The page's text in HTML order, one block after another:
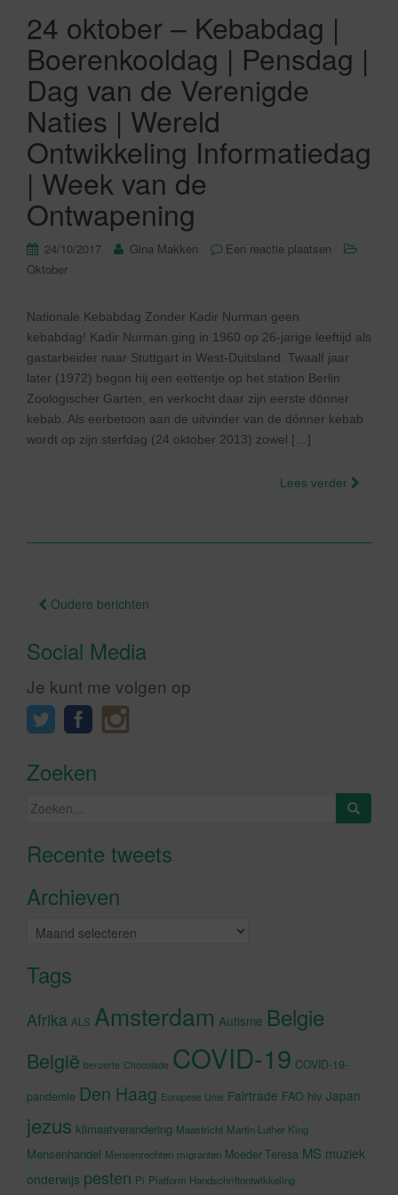
24 oktober – Kebabdag |
Boerenkooldag | Pensdag |
Dag van de Verenigde
Naties | Wereld
Ontwikkeling Informatiedag
| Week van de
Ontwapening
24/10/2017 Gina Makken
Een reactie plaatsen
Oktober
Nationale Kebabdag Zonder Kadir Nurman geen
kebabdag! Kadir Nurman ging in 1960 op 26-jarige leeftijd als
gastarbeider naar Stuttgart in West-Duitsland. Twaalf jaar
later (1972) begon hij een eettentje op het station Berlin
Zoologischer Garten, en verkocht daar zijn eerste dönner
kebab. Als eerbetoon aan de uitvinder van de dönner kebab
wordt op zijn sterfdag (24 oktober 2013) zowel […]
Lees verder
Berichtnavigatie
Oudere berichten
Social Media
Je kunt me volgen op
Zoeken
Zoeken
Recente tweetsKlik om marketing cookies te
Archieven
Archieven
Tags
Afrika ALS Amsterdam Autisme Belgie
België beroerte Chocolade COVID-19 COVID-19-
pandemie Den Haag Europese Unie Fairtrade FAO hiv Japan
jezus klimaatverandering Maastricht Martin Luther King
Mensenhandel Mensenrechten migranten Moeder Teresa MS muziek
onderwijs pesten Pi Platform Handschriftontwikkeling